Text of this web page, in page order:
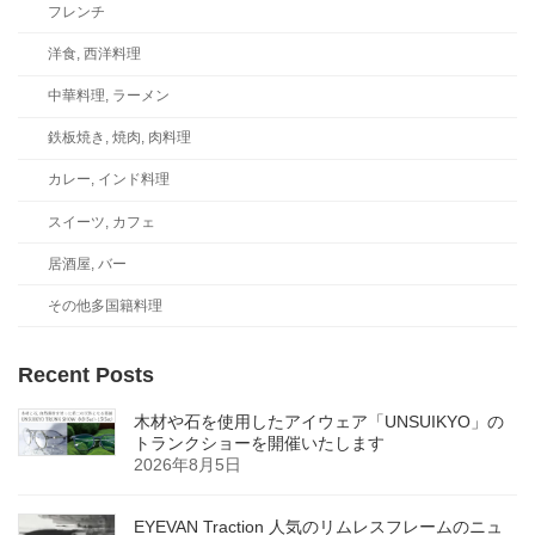
フレンチ
洋食, 西洋料理
中華料理, ラーメン
鉄板焼き, 焼肉, 肉料理
カレー, インド料理
スイーツ, カフェ
居酒屋, バー
その他多国籍料理
Recent Posts
木材や石を使用したアイウェア「UNSUIKYO」の
トランクショーを開催いたします
2026年8月5日
EYEVAN Traction 人気のリムレスフレームのニュ